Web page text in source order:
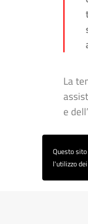
La
e
Questo
l'utilizzo